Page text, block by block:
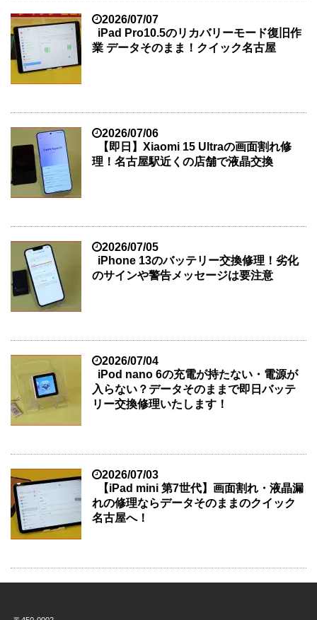
2026/07/07
iPad Pro10.5のリカバリーモード復旧作
業 データそのまま！クイック名古屋
2026/07/06
【即日】Xiaomi 15 Ultraの画面割れ修
理！名古屋駅近くの店舗で液晶交換
2026/07/05
iPhone 13のバッテリー交換修理！劣化
のサインや警告メッセージは要注意
2026/07/04
iPod nano 6の充電が持たない・電源が
入らない？データそのままで即日バッテ
リー交換修理いたします！
2026/07/03
【iPad mini 第7世代】画面割れ・液晶漏
れの修理ならデータそのままのクイック
名古屋へ！